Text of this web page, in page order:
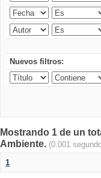
Nuevos filtros:
Mostrando 1 de un
Ambiente. (0.001
1